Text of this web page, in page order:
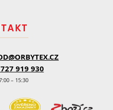
919 930
– 15:30